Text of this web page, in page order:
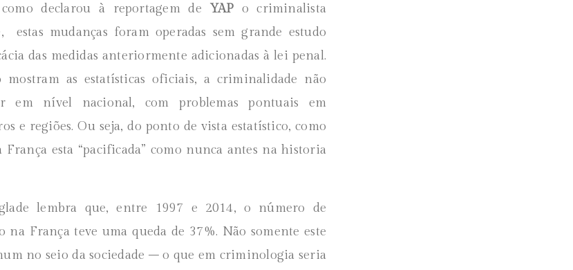
declarou à reportagem de YAP o criminalista
estas mudanças foram operadas sem grande estudo
das medidas anteriormente adicionadas à lei penal.
mostram as estatísticas oficiais, a criminalidade não
em nível nacional, com problemas pontuais em
e regiões. Ou seja, do ponto de vista estatístico, como
França esta “pacificada” como nunca antes na historia
lembra que, entre 1997 e 2014, o número de
na França teve uma queda de 37%. Não somente este
no seio da sociedade – o que em criminologia seria